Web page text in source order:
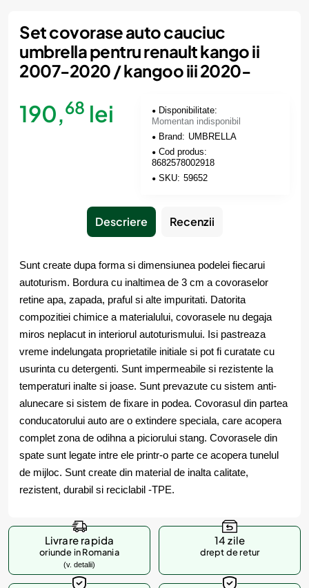
Momentan indisponibil
Set covorase auto cauciuc
umbrella pentru renault kango ii
2007-2020 / kangoo iii 2020-
190,68 lei
Disponibilitate:
Momentan indisponibil
Brand: UMBRELLA
Cod produs:
8682578002918
SKU: 59652
Descriere Recenzii
Sunt create dupa forma si dimensiunea podelei fiecarui
autoturism. Bordura cu inaltimea de 3 cm a covoraselor
retine apa, zapada, praful si alte impuritati. Datorita
compozitiei chimice a materialului, covorasele nu degaja
miros neplacut in interiorul autoturismului. Isi pastreaza
vreme indelungata proprietatile initiale si pot fi curatate cu
usurinta cu detergenti. Sunt impermeabile si rezistente la
temperaturi inalte si joase. Sunt prevazute cu sistem anti-
alunecare si sistem de fixare in podea. Covorasul din partea
conducatorului auto are o extindere speciala, care acopera
complet zona de odihna a piciorului stang. Covorasele din
spate sunt legate intre ele printr-o parte ce acopera tunelul
de mijloc. Sunt create din material de inalta calitate,
rezistent, durabil si reciclabil -TPE.
Livrare rapida
oriunde in Romania
(v. detalii)
14 zile
drept de retur